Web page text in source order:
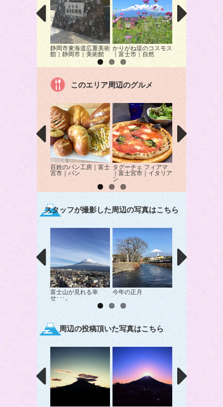
静岡市東海道広重美術
館｜静岡市｜美術館
かりがね堤のコスモス
｜富士市｜自然
富士山本宮浅間
富士宮市｜神社
このエリア周辺のグルメ
百姓のパン工房｜富士
宮市｜パン
タグーチェ フィアマ
｜富士宮市｜イタリア
ン
市｜ラーメン
スタッフが撮影した周辺の写真はこちら
富士山が見れる幸
せ･･･。
今年の正月
らの富士山
周辺の投稿頂いた写真はこちら